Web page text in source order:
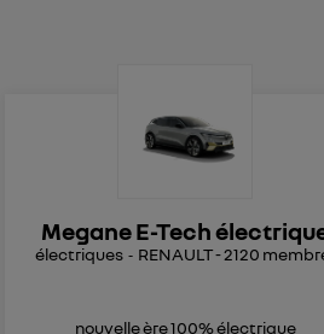
Megane E-Tech
électriques RENAULT-2120
nouvelle ère 100% électrique